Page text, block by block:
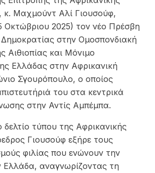
κ. Μαχμούντ Αλί Γιουσούφ,
Οκτώβριου 2025) τον νέο Πρέσβη
στην Ομοσπονδιακή
Αιθιοπίας και Μόνιμο
Ελλάδας στην Αφρικανική
Σγουρόπουλο, ο οποίος
του στα κεντρικά
στην Αντίς Αμπέμπα.
τύπου της Αφρικανικής
Γιουσούφ εξήρε τους
φιλίας που ενώνουν την
Ελλάδα, αναγνωρίζοντας τη